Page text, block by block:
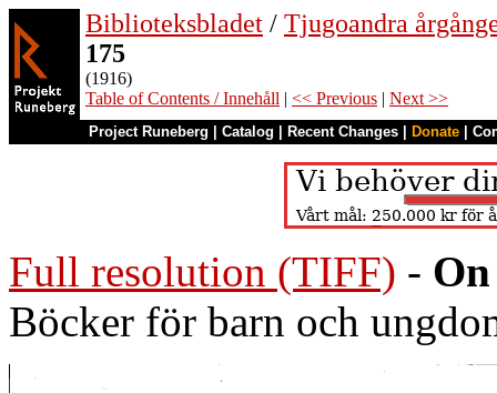
Biblioteksbladet / Tjugoandra
175
(1916)
Table of Contents / Innehåll | << Previous | Next >>
Project Runeberg Catalog Recent Changes Donate
Full resolution (TIFF) -
Böcker för barn och